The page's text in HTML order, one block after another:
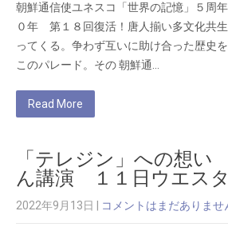
朝鮮通信使ユネスコ「世界の記憶」５周
０年 第１８回復活！唐人揃い多文化共
ってくる。争わず互いに助け合った歴史
このパレード。その 朝鮮通…
Read More
「テレジン」への想い
ん講演 １１日ウエス
2022年9月13日 コメントはまだありませ